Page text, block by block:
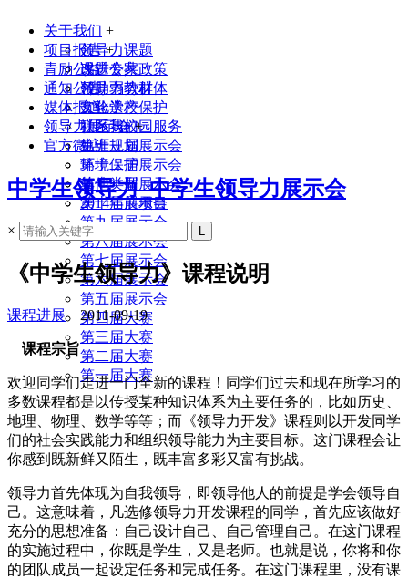
关于我们 +
领导力课题
课题专家
领导力教材
实验学校
联系我们
项目报告 +
改进公共政策
帮助弱势群体
文化遗产保护
社区与校园服务
生涯规划
环境保护
其他类型
2014年前项目
青励公益
通知公告
媒体报道
领导力展示会 +
第十三届展示会
第十二届展示会
第十一届展示会
第十届展示会
第九届展示会
第八届展示会
第七届展示会
第六届展示会
第五届展示会
第四届大赛
第三届大赛
第二届大赛
第一届大赛
官方微店
中学生领导力_中学生领导力展示会
×
《中学生领导力》课程说明
课程进展2011-09-19
课程宗旨
欢迎同学们走进一门全新的课程！同学们过去和现在所学习的
多数课程都是以传授某种知识体系为主要任务的，比如历史、
地理、物理、数学等等；而《领导力开发》课程则以开发同学
们的社会实践能力和组织领导能力为主要目标。这门课程会让
你感到既新鲜又陌生，既丰富多彩又富有挑战。
领导力首先体现为自我领导，即领导他人的前提是学会领导自
己。这意味着，凡选修领导力开发课程的同学，首先应该做好
充分的思想准备：自己设计自己、自己管理自己。在这门课程
的实施过程中，你既是学生，又是老师。也就是说，你将和你
的团队成员一起设定任务和完成任务。在这门课程里，没有课